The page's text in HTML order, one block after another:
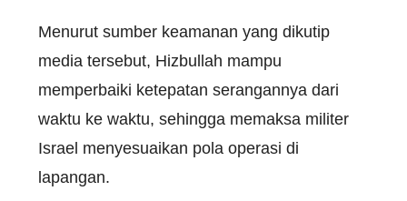
Menurut sumber keamanan yang dikutip
media tersebut, Hizbullah mampu
memperbaiki ketepatan serangannya dari
waktu ke waktu, sehingga memaksa militer
Israel menyesuaikan pola operasi di
lapangan.